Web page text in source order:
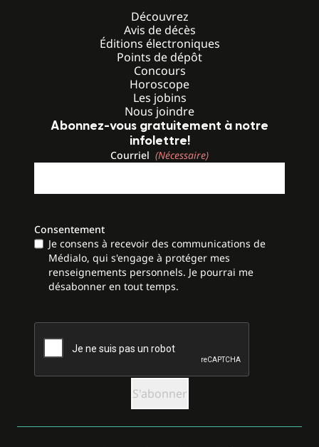
Découvrez
Avis de décès
Éditions électroniques
Points de dépôt
Concours
Horoscope
Les jobins
Nous joindre
Abonnez-vous gratuitement à notre
infolettre!
Courriel (Nécessaire)
Consentement
Je consens à recevoir des communications de
Médialo, qui s'engage à protéger mes
renseignements personnels. Je pourrai me
désabonner en tout temps.
CAPTCHA